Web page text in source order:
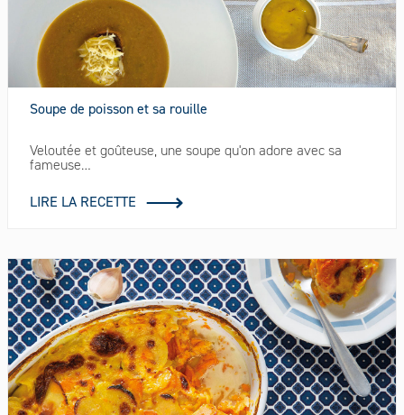
Soupe de poisson et sa rouille
Veloutée et goûteuse, une soupe qu'on adore avec sa
fameuse…
LIRE LA RECETTE